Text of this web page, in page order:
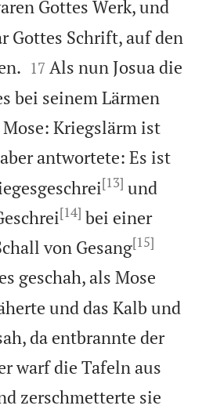
Gottes Werk, und
Gottes Schrift, auf den


17 Als nun Josua die
bei seinem Lärmen
Kriegslärm ist
antwortete: Es ist
[13] und
[14] bei einer
von Gesang[15]
geschah, als Mose
und das Kalb und
da entbrannte der
warf die Tafeln aus
zerschmetterte sie